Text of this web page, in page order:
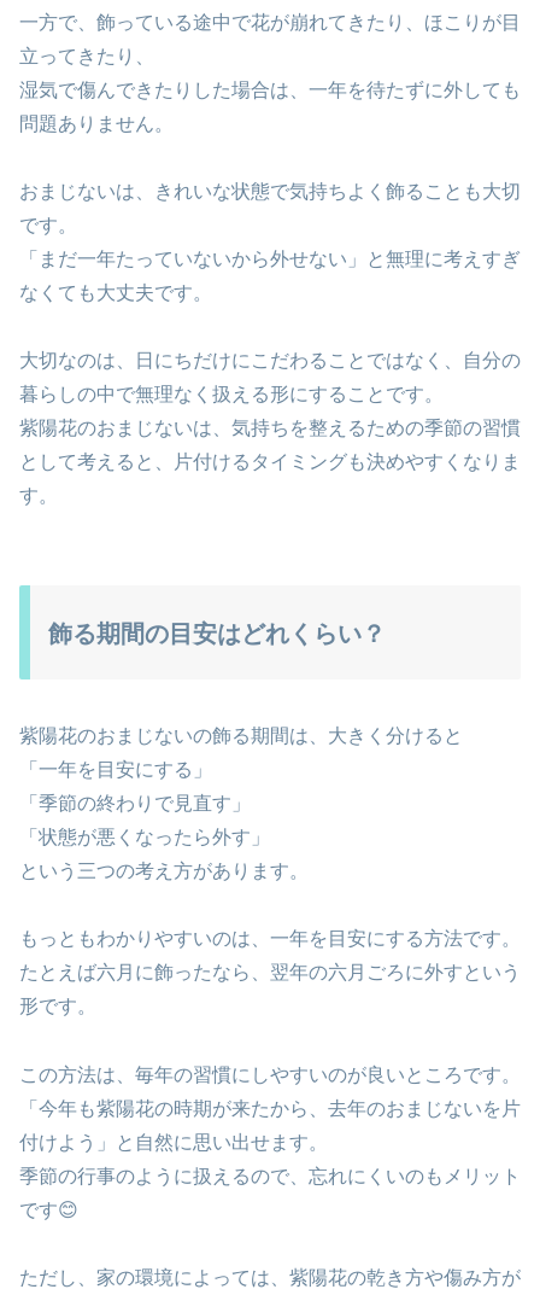
一方で、飾っている途中で花が崩れてきたり、ほこりが目
立ってきたり、
湿気で傷んできたりした場合は、一年を待たずに外しても
問題ありません。
おまじないは、きれいな状態で気持ちよく飾ることも大切
です。
「まだ一年たっていないから外せない」と無理に考えすぎ
なくても大丈夫です。
大切なのは、日にちだけにこだわることではなく、自分の
暮らしの中で無理なく扱える形にすることです。
紫陽花のおまじないは、気持ちを整えるための季節の習慣
として考えると、片付けるタイミングも決めやすくなりま
す。
飾る期間の目安はどれくらい？
紫陽花のおまじないの飾る期間は、大きく分けると
「一年を目安にする」
「季節の終わりで見直す」
「状態が悪くなったら外す」
という三つの考え方があります。
もっともわかりやすいのは、一年を目安にする方法です。
たとえば六月に飾ったなら、翌年の六月ごろに外すという
形です。
この方法は、毎年の習慣にしやすいのが良いところです。
「今年も紫陽花の時期が来たから、去年のおまじないを片
付けよう」と自然に思い出せます。
季節の行事のように扱えるので、忘れにくいのもメリット
です😊
ただし、家の環境によっては、紫陽花の乾き方や傷み方が